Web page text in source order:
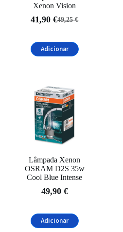
Xenon Vision
49,25€
O
original
era:
41,90€
O
atual
é:
Adicionar
Lâmpada Xenon
OSRAM D2S 35w
Cool Blue Intense
49,90 €
Adicionar